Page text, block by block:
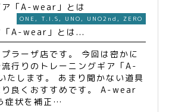
ONE , T.I.S , UNO , UNO2nd ,ZERO
「A-wear」とは...
ラーザ店です。 今回は密かに
行りのトレーニングギア「A-
たします。 あまり聞かない道具
り良くおすすめです。 A-wear
症状を補正…